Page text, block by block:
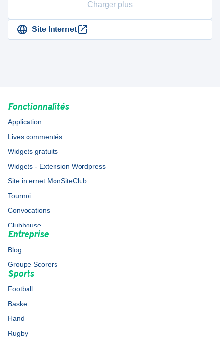
Charger plus
Site Internet
Fonctionnalités
Application
Lives commentés
Widgets gratuits
Widgets - Extension Wordpress
Site internet MonSiteClub
Tournoi
Convocations
Clubhouse
Entreprise
Blog
Groupe Scorers
Sports
Football
Basket
Hand
Rugby